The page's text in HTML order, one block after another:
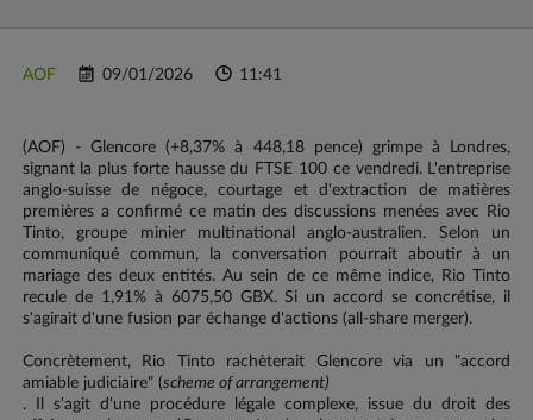
AOF 09/01/2026 11:41
(AOF) - Glencore (+8,37% à 448,18 pence) grimpe à Londres,
signant la plus forte hausse du FTSE 100 ce vendredi. L'entreprise
anglo-suisse de négoce, courtage et d'extraction de matières
premières a confirmé ce matin des discussions menées avec Rio
Tinto, groupe minier multinational anglo-australien. Selon un
communiqué commun, la conversation pourrait aboutir à un
mariage des deux entités. Au sein de ce même indice, Rio Tinto
recule de 1,91% à 6075,50 GBX. Si un accord se concrétise, il
s'agirait d'une fusion par échange d'actions (all-share merger).
Concrètement, Rio Tinto rachèterait Glencore via un "accord
amiable judiciaire" (scheme of arrangement)
. Il s'agit d'une procédure légale complexe, issue du droit des